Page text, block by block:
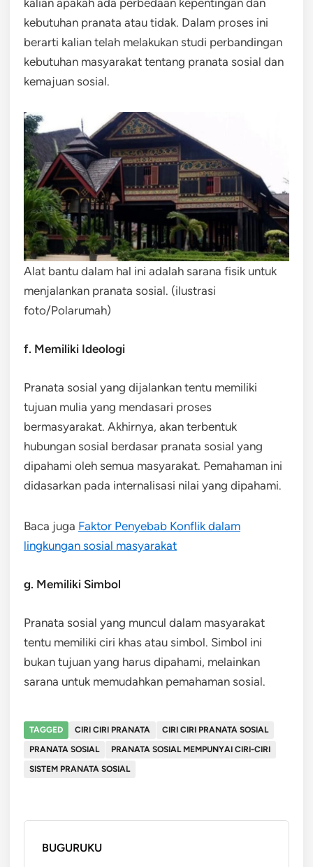
kebutuhan pranata atau tidak. Dalam proses ini
berarti kalian telah melakukan studi perbandingan
kebutuhan masyarakat tentang pranata sosial dan
kemajuan sosial.
Alat bantu dalam hal ini adalah sarana fisik untuk
menjalankan pranata sosial. (ilustrasi
foto/Polarumah)
f. Memiliki Ideologi
Pranata sosial yang dijalankan tentu memiliki
tujuan mulia yang mendasari proses
bermasyarakat. Akhirnya, akan terbentuk
hubungan sosial berdasar pranata sosial yang
dipahami oleh semua masyarakat. Pemahaman ini
didasarkan pada internalisasi nilai yang dipahami.
Baca juga Faktor Penyebab Konflik dalam
lingkungan sosial masyarakat
g. Memiliki Simbol
Pranata sosial yang muncul dalam masyarakat
tentu memiliki ciri khas atau simbol. Simbol ini
bukan tujuan yang harus dipahami, melainkan
sarana untuk memudahkan pemahaman sosial.
TAGGED CIRI CIRI PRANATA
CIRI CIRI PRANATA SOSIAL
PRANATA SOSIAL
PRANATA SOSIAL MEMPUNYAI CIRI-CIRI
SISTEM PRANATA SOSIAL
BUGURUKU